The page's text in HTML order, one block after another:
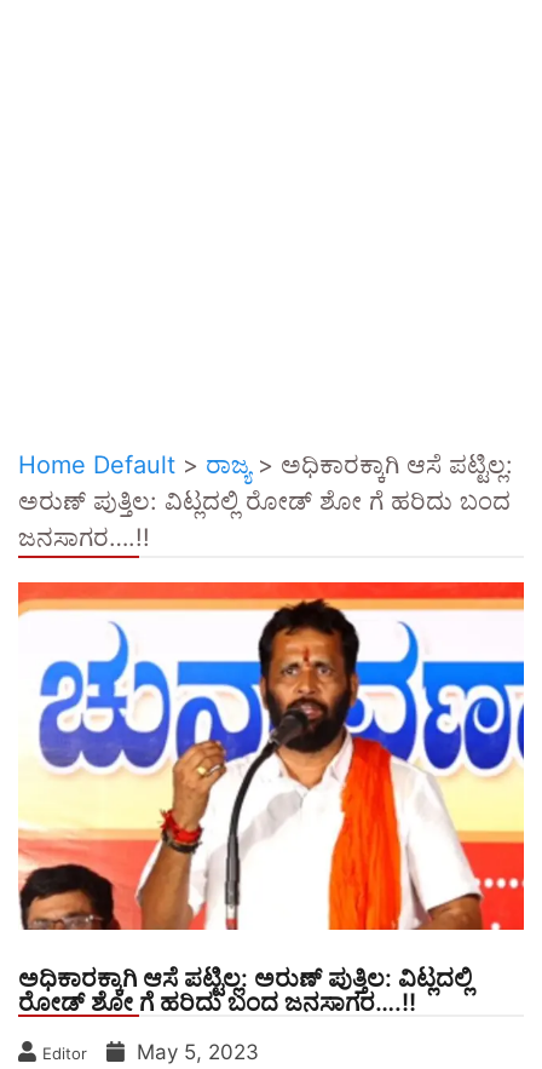
Home Default > ರಾಜ್ಯ> ಅಧಿಕಾರಕ್ಕಾಗಿ ಆಸೆ ಪಟ್ಟಿಲ್ಲ:
ಅರುಣ್ ಪುತ್ತಿಲ: ವಿಟ್ಲದಲ್ಲಿ ರೋಡ್ ಶೋ ಗೆ ಹರಿದು ಬಂದ
ಜನಸಾಗರ….!!
ಅಧಿಕಾರಕ್ಕಾಗಿ ಆಸೆ ಪಟ್ಟಿಲ್ಲ: ಅರುಣ್ ಪುತ್ತಿಲ: ವಿಟ್ಲದಲ್ಲಿ
ರೋಡ್ ಶೋ ಗೆ ಹರಿದು ಬಂದ ಜನಸಾಗರ….!!
Editor May 5, 2023